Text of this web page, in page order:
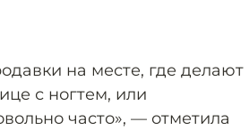
на месте, где делают
с ногтем, или
часто», — отметила